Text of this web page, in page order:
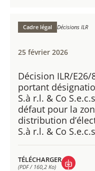
(PDF / 155,4 Ko)
Cadre légal Décisions ILR
25 février 2026
Décision ILR/
portant
S.à r.l. & Co
défaut pour la
distribution
S.à r.l. & Co
TÉLÉCHARGER
(PDF / 160,2 Ko)